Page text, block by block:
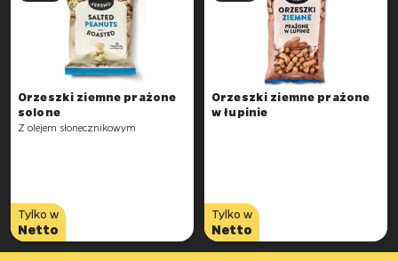
Orzeszki ziemne prażone
solone
Z olejem słonecznikowym
Tylko w
Netto
Orzeszki ziemne prażone
w łupinie
Tylko w
Netto